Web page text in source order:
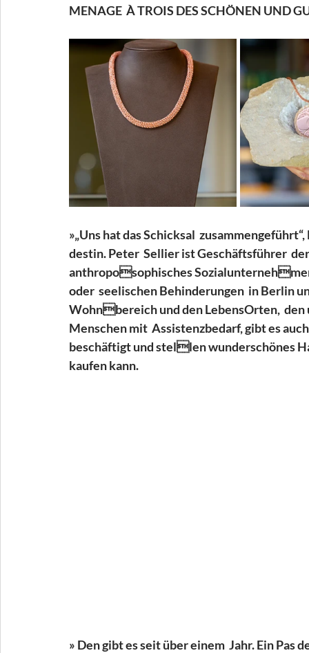
MENAGE  À TROIS DES SCHÖNEN UND
»„Uns hat das Schicksal
destin. Peter  Sellier ist Geschäftsführer
anthroposophisches
oder  seelischen Behinderungen  in Berlin
Wohnbereich und den LebensOrten,
Menschen mit  Assistenzbedarf, gibt es
beschäftigt und stellen wunderschönes
kaufen kann.
» Den gibt es seit über einem  Jahr. Ein